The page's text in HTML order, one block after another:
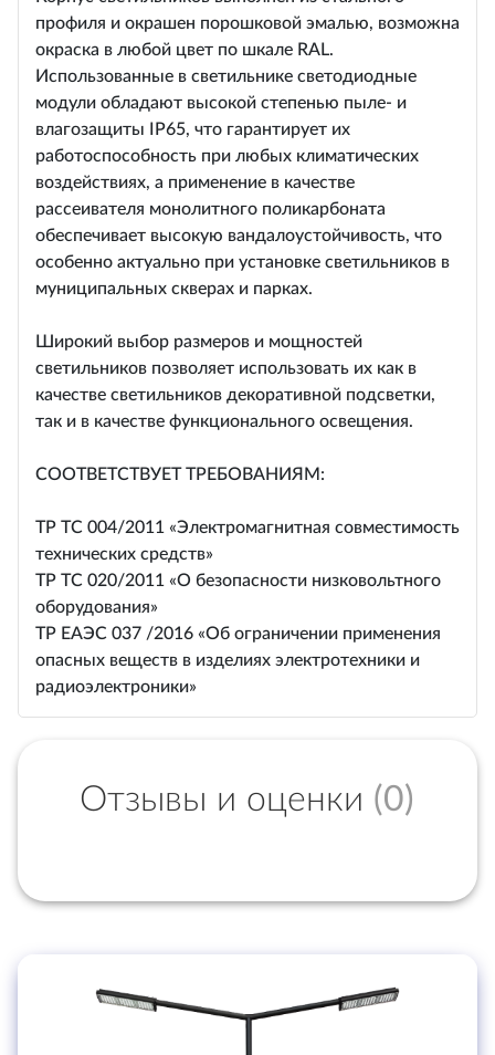
профиля и окрашен порошковой эмалью, возможна
окраска в любой цвет по шкале RAL.
Использованные в светильнике светодиодные
модули обладают высокой степенью пыле- и
влагозащиты IP65, что гарантирует их
работоспособность при любых климатических
воздействиях, а применение в качестве
рассеивателя монолитного поликарбоната
обеспечивает высокую вандалоустойчивость, что
особенно актуально при установке светильников в
муниципальных скверах и парках.
Широкий выбор размеров и мощностей
светильников позволяет использовать их как в
качестве светильников декоративной подсветки,
так и в качестве функционального освещения.
СООТВЕТСТВУЕТ ТРЕБОВАНИЯМ:
ТР ТС 004/2011 «Электромагнитная совместимость
технических средств»
ТР ТС 020/2011 «О безопасности низковольтного
оборудования»
ТР ЕАЭС 037 /2016 «Об ограничении применения
опасных веществ в изделиях электротехники и
радиоэлектроники»
Отзывы и оценки (0)